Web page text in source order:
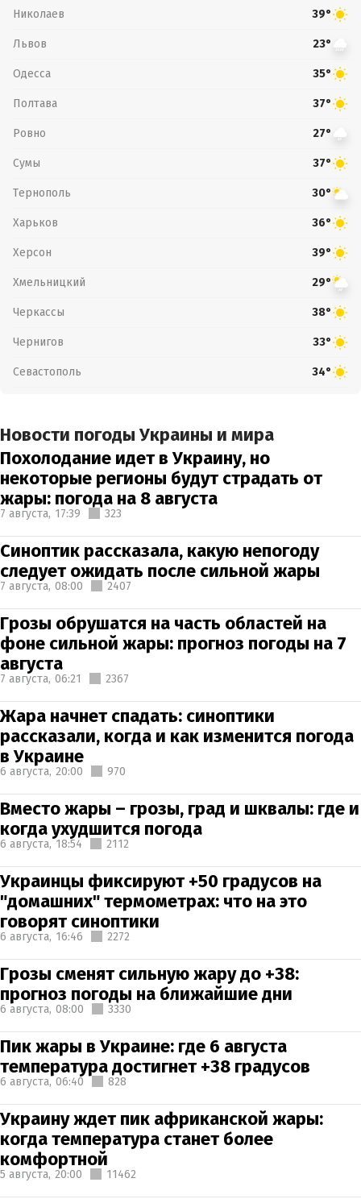
Николаев 39°
Львов 23°
Одесса 35°
Полтава 37°
Ровно 27°
Сумы 37°
Тернополь 30°
Харьков 36°
Херсон 39°
Хмельницкий 29°
Черкассы 38°
Чернигов 33°
Севастополь 34°
Новости погоды Украины и мира
Похолодание идет в Украину, но
некоторые регионы будут страдать от
жары: погода на 8 августа
7 августа, 17:39 323
Синоптик рассказала, какую непогоду
следует ожидать после сильной жары
7 августа, 08:00 2407
Грозы обрушатся на часть областей на
фоне сильной жары: прогноз погоды на 7
августа
7 августа, 06:21 2367
Жара начнет спадать: синоптики
рассказали, когда и как изменится погода
в Украине
6 августа, 20:00 970
Вместо жары – грозы, град и шквалы: где и
когда ухудшится погода
6 августа, 18:54 2112
Украинцы фиксируют +50 градусов на
"домашних" термометрах: что на это
говорят синоптики
6 августа, 16:46 2272
Грозы сменят сильную жару до +38:
прогноз погоды на ближайшие дни
6 августа, 08:00 3330
Пик жары в Украине: где 6 августа
температура достигнет +38 градусов
6 августа, 06:40 828
Украину ждет пик африканской жары:
когда температура станет более
комфортной
5 августа, 20:00 11462